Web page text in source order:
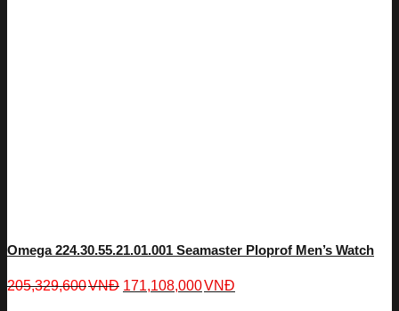
Omega 224.30.55.21.01.001 Seamaster Ploprof Men’s Watch
205,329,600VNĐ 171,108,000VNĐ